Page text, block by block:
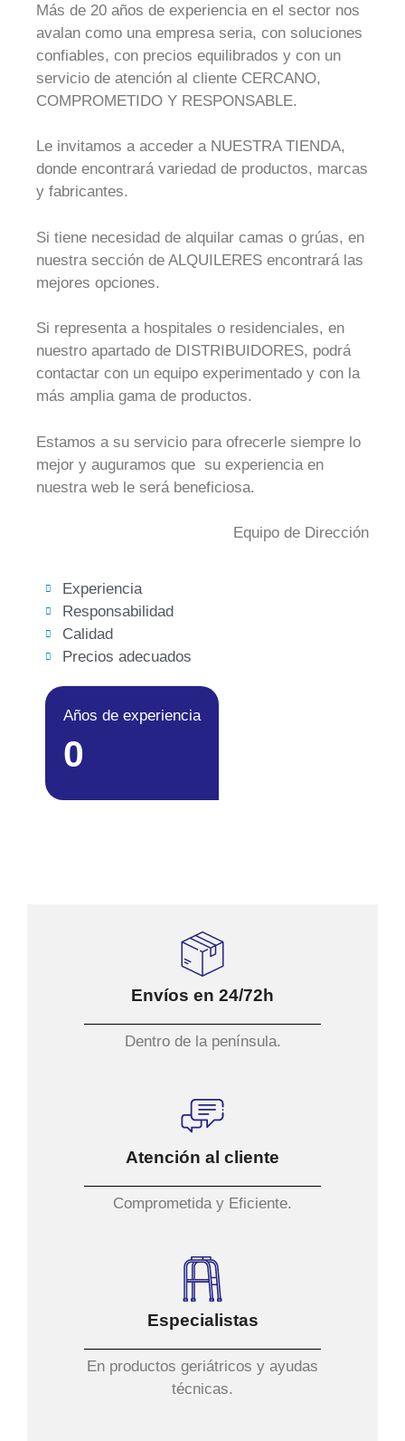
Más de 20 años de experiencia en el sector nos
avalan como una empresa seria, con soluciones
confiables, con precios equilibrados y con un
servicio de atención al cliente CERCANO,
COMPROMETIDO Y RESPONSABLE.
Le invitamos a acceder a NUESTRA TIENDA,
donde encontrará variedad de productos, marcas
y fabricantes.
Si tiene necesidad de alquilar camas o grúas, en
nuestra sección de ALQUILERES encontrará las
mejores opciones.
Si representa a hospitales o residenciales, en
nuestro apartado de DISTRIBUIDORES, podrá
contactar con un equipo experimentado y con la
más amplia gama de productos.
Estamos a su servicio para ofrecerle siempre lo
mejor y auguramos que su experiencia en
nuestra web le será beneficiosa.
Equipo de Dirección
Experiencia
Responsabilidad
Calidad
Precios adecuados
Años de experiencia
0
Envíos en 24/72h
Dentro de la península.
Atención al cliente
Comprometida y Eficiente.
Especialistas
En productos geriátricos y ayudas
técnicas.